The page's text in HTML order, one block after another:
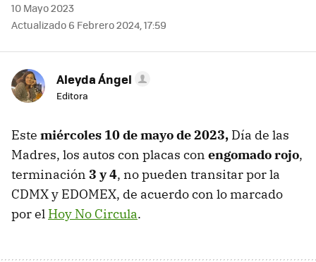
10 Mayo 2023
Actualizado 6 Febrero 2024, 17:59
Aleyda Ángel
Editora
Este miércoles 10 de mayo de 2023, Día de las
Madres, los autos con placas con engomado rojo,
terminación 3 y 4, no pueden transitar por la
CDMX y EDOMEX, de acuerdo con lo marcado
por el Hoy No Circula.